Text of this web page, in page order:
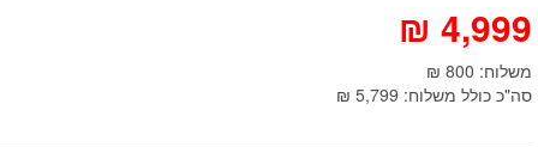
4,999
₪
משלוח: 800 ₪
סה"כ כולל משלוח: 5,799 ₪